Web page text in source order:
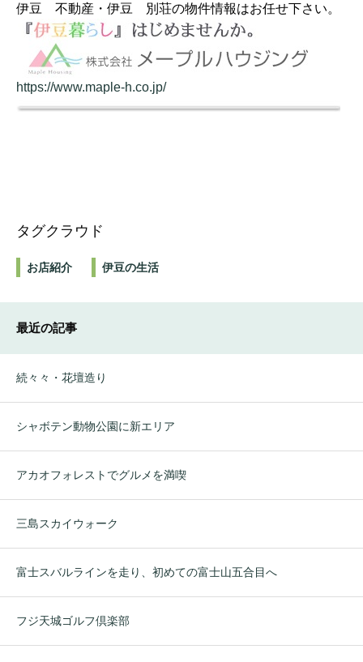
伊豆 不動産・伊豆 別荘の物件情報はお任せ下さい。
https://www.maple-h.co.jp/
タグクラウド
お店紹介 伊豆の生活
最近の記事
続々々・花壇造り
シャボテン動物公園に新エリア
アカオフォレストでグルメを満喫
三島スカイウォーク
富士スバルラインを走り、初めての富士山五合目へ
フジ天城ゴルフ倶楽部